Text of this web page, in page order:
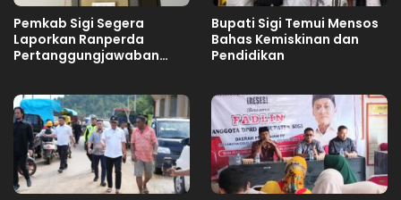
Pemkab Sigi Segera
Laporkan Ranperda
Pertanggungjawaban
Bupati Sigi Temui Mensos
Bahas Kemiskinan dan
Pendidikan